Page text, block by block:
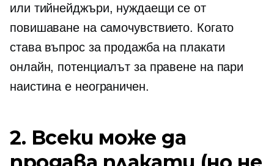
или тийнейджъри, нуждаещи се от
повишаване на самочувствието. Когато
става въпрос за продажба на плакати
онлайн, потенциалът за правене на пари
наистина е неограничен.
2. Всеки може да